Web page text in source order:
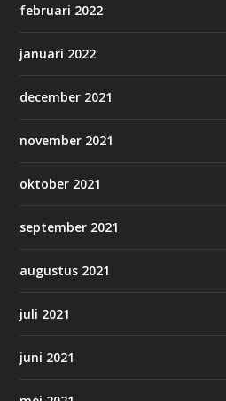
februari 2022
januari 2022
december 2021
november 2021
oktober 2021
september 2021
augustus 2021
juli 2021
juni 2021